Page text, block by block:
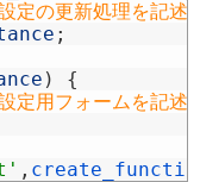
の更新処理を記述
;
)
{
用フォームを記述
,